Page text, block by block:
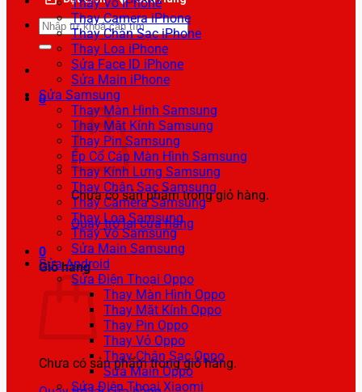
Tìm
kiếm:
0
Chưa có sản phẩm trong giỏ hàng.
Quay trở lại cửa hàng
0
Giỏ hàng
Chưa có sản phẩm trong giỏ hàng.
Thay Camera iPhone
Thay Chân Sạc iPhone
Thay Loa iPhone
Sửa Face ID iPhone
Sửa Main iPhone
Sửa Samsung
Thay Màn Hình Samsung
Thay Mặt Kính Samsung
Thay Pin Samsung
Ép Cổ Cáp Màn Hình Samsung
Thay Kính Lưng Samsung
Thay Chân Sạc Samsung
Thay Camera Samsung
Thay Loa Samsung
Thay Vỏ Samsung
Sửa Main Samsung
Sửa Android
Sửa Điện Thoại Oppo
Thay Màn Hình Oppo
Thay Mặt Kính Oppo
Thay Pin Oppo
Thay Vỏ Oppo
Thay Chân Sạc Oppo
Sửa Main Oppo
Sửa Điện Thoại Xiaomi